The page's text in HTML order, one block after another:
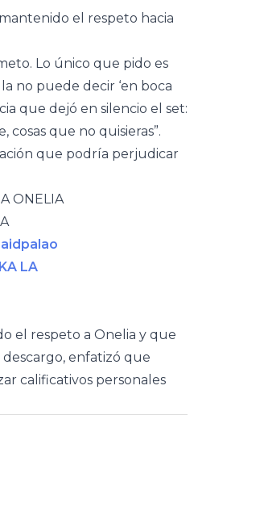
el respeto hacia
Lo único que pido es
no puede decir ‘en boca
que dejó en silencio el set:
que no quisieras”.
que podría perjudicar
ONELIA
LA
el respeto a Onelia y que
enfatizó que
calificativos personales